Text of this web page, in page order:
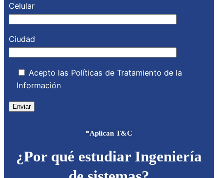
¿Por qué estudiar Ingeniería
Celular
Ciudad
Acepto las Políticas de Tratamiento de la
Información
*Aplican T&C